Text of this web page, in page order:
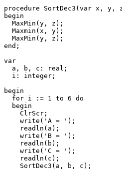
procedure SortDec3(var x,
begin
  MaxMin(y, z);
  Maxmin(x, y);
  MaxMin(y, z);
end;
var
  a, b, c: real;
  i: integer;
begin
  for i := 1 to 6 do
  begin
    ClrScr;
    write('A = ');
    readln(a);
    write('B = ');
    readln(b);
    write('C = ');
    readln(c);
    SortDec3(a, b, c);